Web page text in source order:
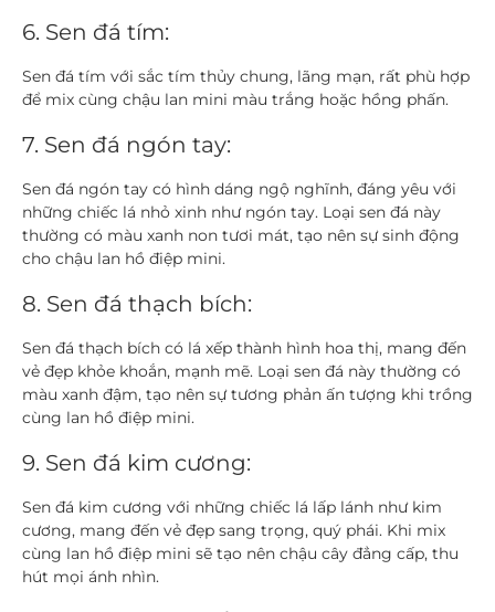
6. Sen đá tím:
Sen đá tím với sắc tím thủy chung, lãng mạn, rất phù hợp
để mix cùng chậu lan mini màu trắng hoặc hồng phấn.
7. Sen đá ngón tay:
Sen đá ngón tay có hình dáng ngộ nghĩnh, đáng yêu với
những chiếc lá nhỏ xinh như ngón tay. Loại sen đá này
thường có màu xanh non tươi mát, tạo nên sự sinh động
cho chậu lan hồ điệp mini.
8. Sen đá thạch bích:
Sen đá thạch bích có lá xếp thành hình hoa thị, mang đến
vẻ đẹp khỏe khoắn, mạnh mẽ. Loại sen đá này thường có
màu xanh đậm, tạo nên sự tương phản ấn tượng khi trồng
cùng lan hồ điệp mini.
9. Sen đá kim cương:
Sen đá kim cương với những chiếc lá lấp lánh như kim
cương, mang đến vẻ đẹp sang trọng, quý phái. Khi mix
cùng lan hồ điệp mini sẽ tạo nên chậu cây đẳng cấp, thu
hút mọi ánh nhìn.